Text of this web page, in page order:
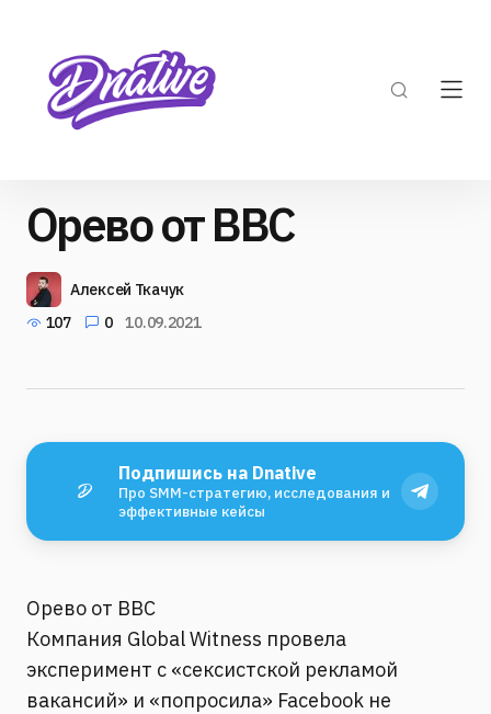
Орево от BBC
Алексей Ткачук
107
0 10.09.2021
Подпишись на Dnative
Про SMM-стратегию, исследования и
эффективные кейсы
Орево от BBC
Компания Global Witness провела
эксперимент с «сексистской рекламой
вакансий» и «попросила» Facebook не